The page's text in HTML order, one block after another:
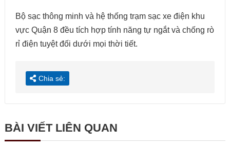
Bộ sạc thông minh và hệ thống trạm sạc xe điện khu
vực Quận 8 đều tích hợp tính năng tự ngắt và chống rò
rỉ điện tuyệt đối dưới mọi thời tiết.
Chia sẻ:
BÀI VIẾT LIÊN QUAN